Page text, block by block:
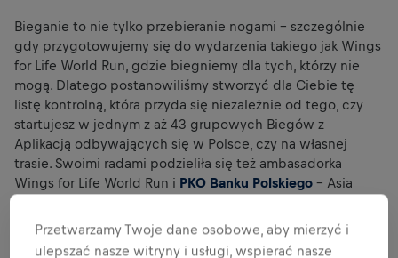
Bieganie to nie tylko przebieranie nogami - szczególnie
gdy przygotowujemy się do wydarzenia takiego jak Wings
for Life World Run, gdzie biegniemy dla tych, którzy nie
mogą. Dlatego postanowiliśmy stworzyć dla Ciebie tę
listę kontrolną, która przyda się niezależnie od tego, czy
startujesz w jednym z aż 43 grupowych Biegów z
Aplikacją odbywających się w Polsce, czy na własnej
trasie. Swoimi radami podzieliła się też ambasadorka
Wings for Life World Run i PKO Banku Polskiego - Asia
**Cały czas możesz **zapisać się na bieg - tutaj
Niedziela, 10 maja, zbliża się wielkimi krokami. Nie możemy
Przetwarzamy Twoje dane osobowe, aby mierzyć i
ulepszać nasze witryny i usługi, wspierać nasze